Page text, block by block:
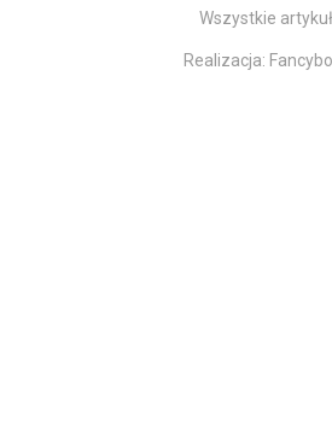
Wszystkie
Realizacja: